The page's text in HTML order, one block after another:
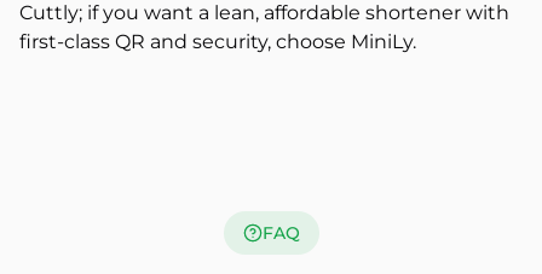
Cuttly; if you want a lean, affordable shortener with
first-class QR and security, choose MiniLy.
FAQ